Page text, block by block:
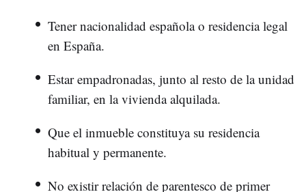
Tener nacionalidad española o residencia legal
en España.
Estar empadronadas, junto al resto de la unidad
familiar, en la vivienda alquilada.
Que el inmueble constituya su residencia
habitual y permanente.
No existir relación de parentesco de primer